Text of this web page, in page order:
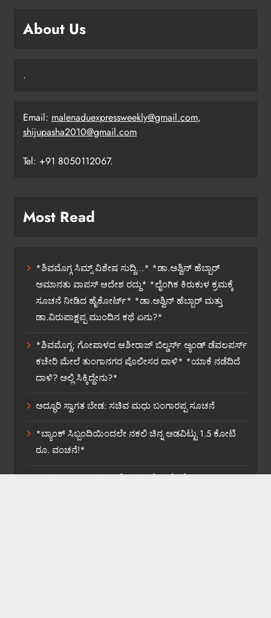
About Us
.
Email: malenaduexpressweekly@gmail.com,
shijupasha2010@gmail.com
Tel: +91 8050112067.
Most Read
*ಶಿವಮೊಗ್ಗ ಸಿಮ್ಸ್ ವಿಶೇಷ ಸುದ್ದಿ…* *ಡಾ.ಅಶ್ವಿನ್ ಹೆಬ್ಬಾರ್
ಅಮಾನತು ವಾಪಸ್ ಆದೇಶ ರದ್ದು* *ಲೈಂಗಿಕ ಕಿರುಕುಳ ಕ್ರಮಕ್ಕೆ
ಸೂಚನೆ ನೀಡಿದ ಹೈಕೋರ್ಟ್* *ಡಾ.ಅಶ್ವಿನ್ ಹೆಬ್ಬಾರ್ ಮತ್ತು
ಡಾ.ವಿರುಪಾಕ್ಷಪ್ಪ ಮುಂದಿನ ಕಥೆ ಏನು?*
*ಶಿವಮೊಗ್ಗ; ಗೋಪಾಳದ ಆಶೀರಾಜ್ ಬಿಲ್ಡರ್ಸ್ ಅ್ಯಂಡ್ ಡೆವಲಪರ್ಸ್
ಕಚೇರಿ ಮೇಲೆ ತುಂಗಾನಗರ ಪೊಲೀಸರ ದಾಳಿ* *ಯಾಕೆ ನಡೆದಿದೆ
ದಾಳಿ? ಅಲ್ಲಿ ಸಿಕ್ಕಿದ್ದೇನು?*
ಅದ್ಧೂರಿ ಸ್ವಾಗತ ಬೇಡ: ಸಚಿವ ಮಧು ಬಂಗಾರಪ್ಪ ಸೂಚನೆ
*ಬ್ಯಾಂಕ್ ಸಿಬ್ಬಂದಿಯಿಂದಲೇ ನಕಲಿ ಚಿನ್ನ ಅಡವಿಟ್ಟು 1.5 ಕೋಟಿ
ರೂ. ವಂಚನೆ!*
*ಡಾಕ್ಟರ್ ಸರ್ಜಿ ಆತ್ಮವಿಮರ್ಶೆ ಮಾಡಿಕೊಳ್ಳಲಿ: ವೈ.ಎಚ್.ಎನ್.*